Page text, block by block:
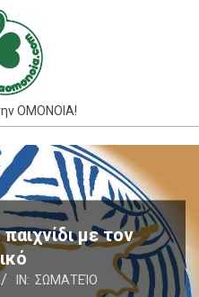
ΟΜΟΝΟΙΑ!
με τον
IN: ΣΩΜΑΤΕΊΟ